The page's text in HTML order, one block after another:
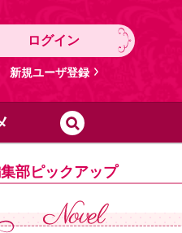
ログイン
新規ユーザ登録
部ピックアップ